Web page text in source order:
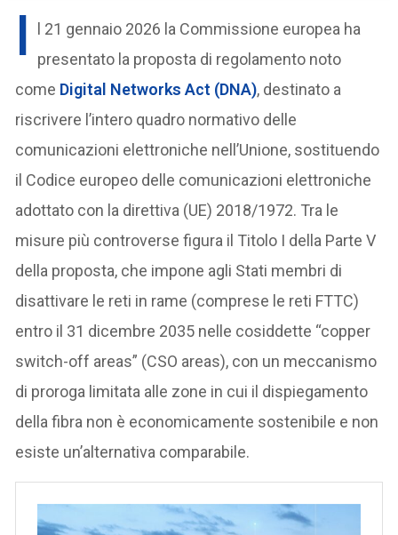
I
l 21 gennaio 2026 la Commissione europea ha
presentato la proposta di regolamento noto
come Digital Networks Act (DNA), destinato a
riscrivere l’intero quadro normativo delle
comunicazioni elettroniche nell’Unione, sostituendo
il Codice europeo delle comunicazioni elettroniche
adottato con la direttiva (UE) 2018/1972. Tra le
misure più controverse figura il Titolo I della Parte V
della proposta, che impone agli Stati membri di
disattivare le reti in rame (comprese le reti FTTC)
entro il 31 dicembre 2035 nelle cosiddette “copper
switch-off areas” (CSO areas), con un meccanismo
di proroga limitata alle zone in cui il dispiegamento
della fibra non è economicamente sostenibile e non
esiste un’alternativa comparabile.